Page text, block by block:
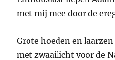
met mij mee door de
Grote hoeden en
met zwaailicht voor de